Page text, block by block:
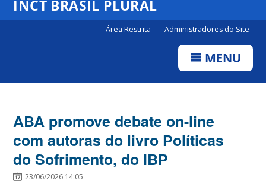
INCT BRASIL PLURAL
Área Restrita Administradores do Site
MENU
ABA promove debate on-line
com autoras do livro Políticas
do Sofrimento, do IBP
23/06/2026 14:05